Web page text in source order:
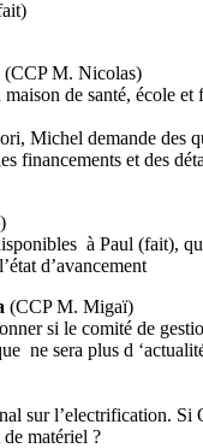
(CCP M. Nicolas)
de santé, école et
Michel demande des
financements et des
à Paul (fait),
d’avancement
(CCP M. Migaï)
si le comité de
ne sera plus d
sur l’electrification. Si
matériel ?